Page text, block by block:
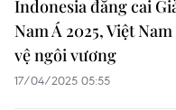
Indonesia đăng cai
Nam Á 2025, Việt
vệ ngôi vương
17/04/2025 05:55